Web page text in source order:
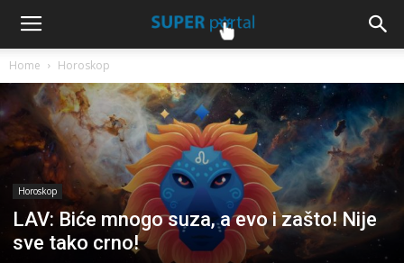
Home Horoskop
Horoskop
LAV: Biće mnogo suza, a evo i zašto! Nije
sve tako crno!